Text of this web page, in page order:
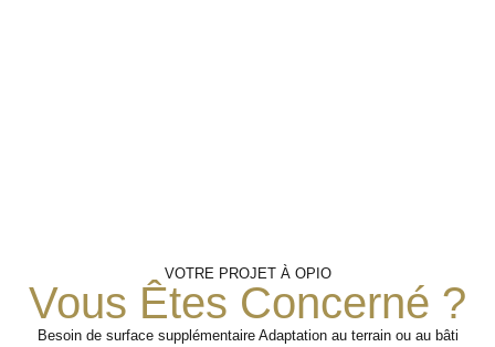
Vérification
Faisabilité
Structure
Aménagement
Du Nouvel
Espace
VOTRE PROJET À OPIO
Vous Êtes Concerné ?
Besoin de surface supplémentaire Adaptation au terrain ou au bâti